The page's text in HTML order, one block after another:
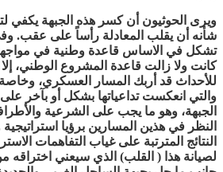
ويرى الحوثيون أن كسر هذه الجبهة يكفي
شأنه أن يقلب المعادلة رأساً على عقب.
تشكل في الاساس قاعدة وطنية في
كانت ولا زالت قاعدة المشروع الوطني،
للأحداث قد أربك المسار العسكري،
والتي انعكست تداعياتها بشكل أو بآخر
الجبهة، وهو ما يجب على الشرعية
النظر في هذين المسارين برؤيا استراتيجية
النتائج المترتبة على غياب التفاهمات
لصيانة هذا ( القلب) الذي سيعني اختراقه